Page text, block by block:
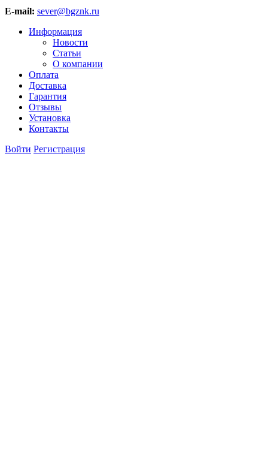
E-mail: sever@bgznk.ru
Информация
Новости
Статьи
О компании
Оплата
Доставка
Гарантия
Отзывы
Установка
Контакты
Войти Регистрация